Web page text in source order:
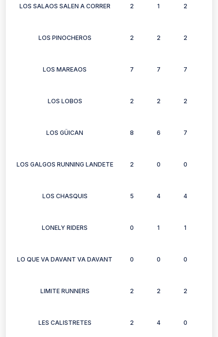
LOS SALAOS SALEN A CORRER 2 1 2
LOS PINOCHEROS 2 2 2
LOS MAREAOS 7 7 7
LOS LOBOS 2 2 2
LOS GÜICAN 8 6 7
LOS GALGOS RUNNING LANDETE 2 0 0
LOS CHASQUIS 5 4 4
LONELY RIDERS 0 1 1
LO QUE VA DAVANT VA DAVANT 0 0 0
LIMITE RUNNERS 2 2 2
LES CALISTRETES 2 4 0